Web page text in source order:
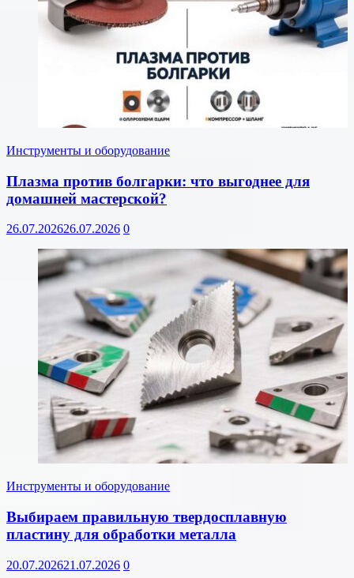
Инструменты и оборудование
Плазма против болгарки: что выгоднее для
домашней мастерской?
26.07.202626.07.2026 0
Инструменты и оборудование
Выбираем правильную твердосплавную
пластину для обработки металла
20.07.202621.07.2026 0